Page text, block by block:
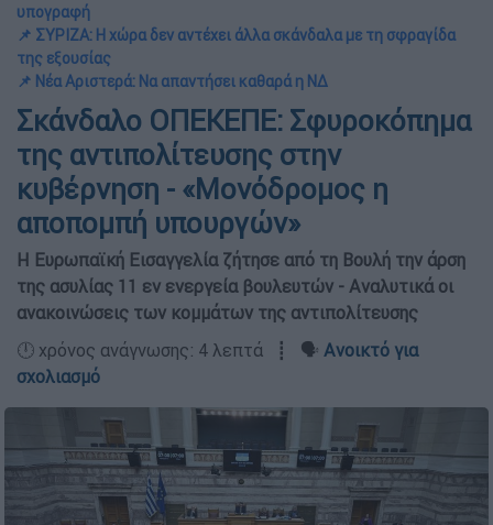
υπογραφή
📌 ΣΥΡΙΖΑ: Η χώρα δεν αντέχει άλλα σκάνδαλα με τη σφραγίδα
της εξουσίας
📌 Νέα Αριστερά: Να απαντήσει καθαρά η ΝΔ
Σκάνδαλο ΟΠΕΚΕΠΕ: Σφυροκόπημα
της αντιπολίτευσης στην
κυβέρνηση - «Μονόδρομος η
αποπομπή υπουργών»
Η Ευρωπαϊκή Εισαγγελία ζήτησε από τη Βουλή την άρση
της ασυλίας 11 εν ενεργεία βουλευτών - Αναλυτικά οι
ανακοινώσεις των κομμάτων της αντιπολίτευσης
🕛 χρόνος ανάγνωσης: 4 λεπτά ┋ 🗣️ Ανοικτό για
σχολιασμό